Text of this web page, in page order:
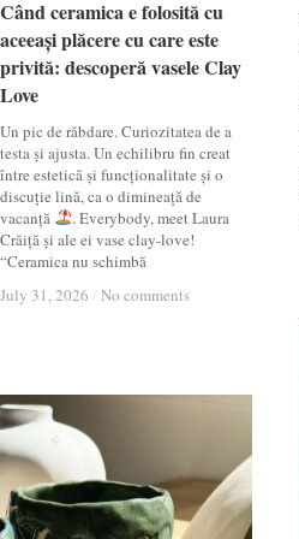
Când ceramica e folosită cu
aceeași plăcere cu care este
privită: descoperă vasele Clay
Love
Un pic de răbdare. Curiozitatea de a
testa și ajusta. Un echilibru fin creat
între estetică și funcționalitate și o
discuție lină, ca o dimineață de
vacanță
. Everybody, meet Laura
Crăiță și ale ei vase clay-love!
“Ceramica nu schimbă
July 31, 2026 / No comments
Când ceramica e folosită cu
aceeași plăcere cu care este
privită: descoperă vasele Clay
Love
July 31, 2026 / No comments